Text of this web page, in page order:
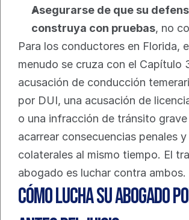
Asegurarse de que su
construya con pruebas, no
Para los conductores en Florida,
menudo se cruza con el Capítulo
acusación de conducción
por DUI, una acusación de
o una infracción de tránsito grave
acarrear consecuencias penales
colaterales al mismo tiempo. El
abogado es luchar contra ambos.
Cómo lucha su abogado